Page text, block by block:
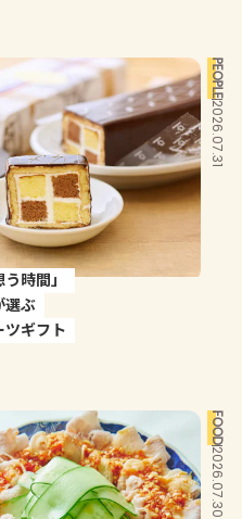
時間」
選ぶ
ギフト
PEOPLE
2026.07.31
FOOD
2026.07.30